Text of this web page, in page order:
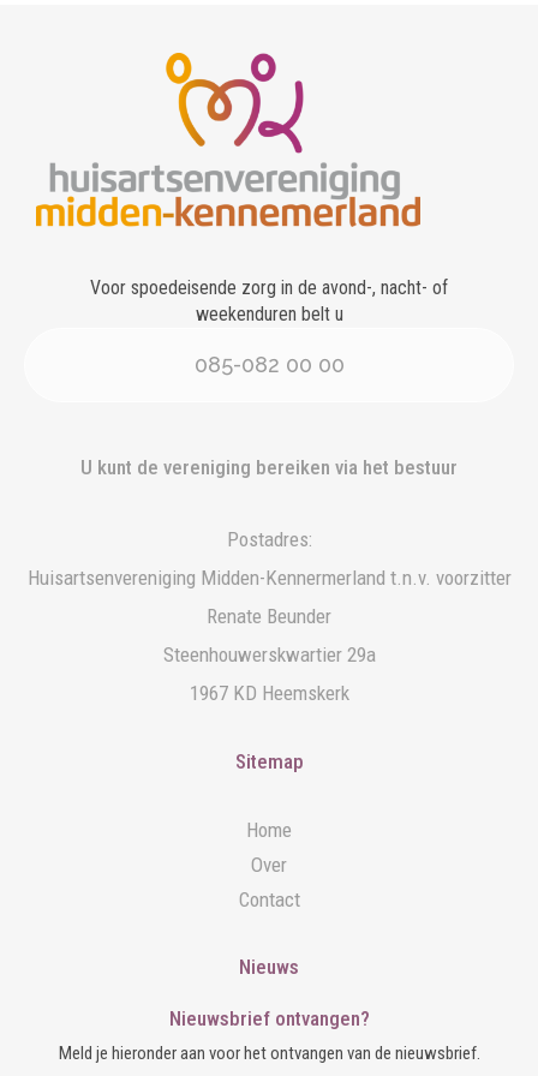
Voor spoedeisende zorg in de avond-, nacht- of
weekenduren belt u
085-082 00 00
U kunt de vereniging bereiken via het bestuur
Postadres:
Huisartsenvereniging Midden-Kennermerland t.n.v. voorzitter
Renate Beunder
Steenhouwerskwartier 29a
1967 KD Heemskerk
Sitemap
Home
Over
Contact
Nieuws
Nieuwsbrief ontvangen?
Meld je hieronder aan voor het ontvangen van de nieuwsbrief.